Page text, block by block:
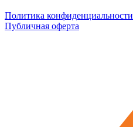
Политика конфиденциальности
Публичная оферта